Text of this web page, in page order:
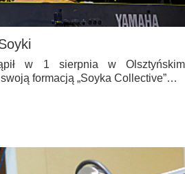
w 1 sierpnia w Olsztyńskim
formacją „Soyka Collective”…